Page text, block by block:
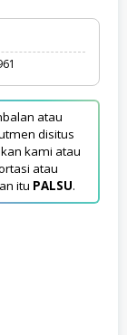
atau
disitus
kami atau
atau
itu PALSU.